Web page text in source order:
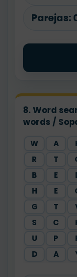
Parejas:
8. Word
words /
W A
R
T
B
E
H
E
G
T
S
C
U
P
D
A